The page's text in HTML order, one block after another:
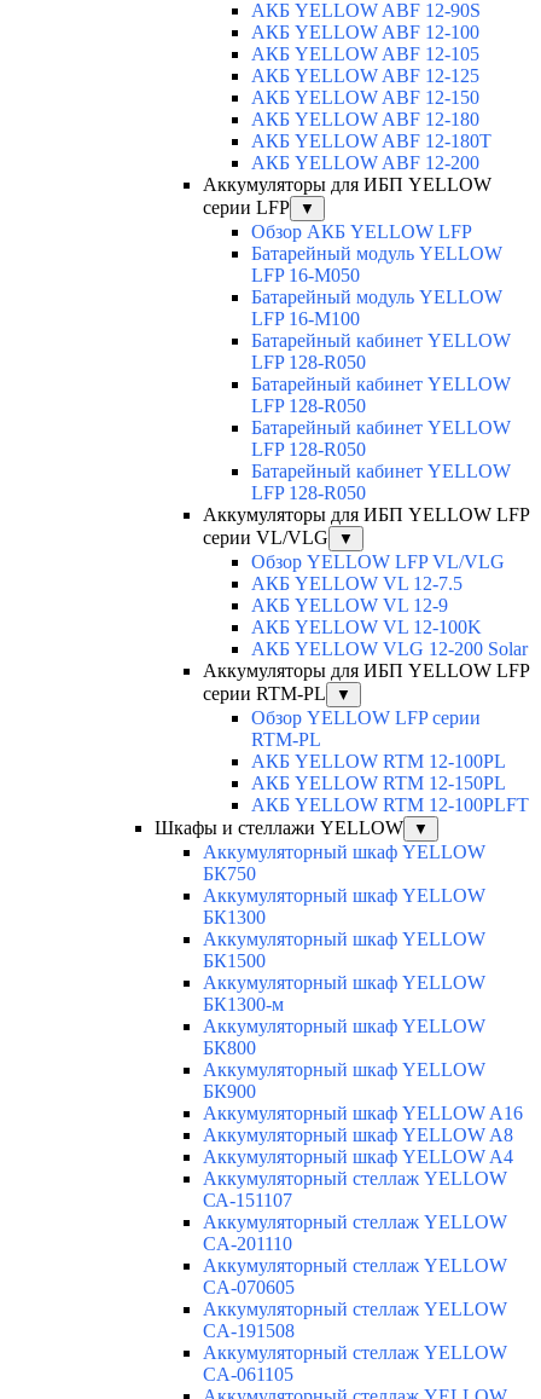
АКБ YELLOW ABF 12-90S
АКБ YELLOW ABF 12-100
АКБ YELLOW ABF 12-105
АКБ YELLOW ABF 12-125
АКБ YELLOW ABF 12-150
АКБ YELLOW ABF 12-180
АКБ YELLOW ABF 12-180Т
АКБ YELLOW ABF 12-200
Аккумуляторы для ИБП YELLOW
серии LFP
▼
Обзор АКБ YELLOW LFP
Батарейный модуль YELLOW
LFP 16-M050
Батарейный модуль YELLOW
LFP 16-M100
Батарейный кабинет YELLOW
LFP 128-R050
Батарейный кабинет YELLOW
LFP 128-R050
Батарейный кабинет YELLOW
LFP 128-R050
Батарейный кабинет YELLOW
LFP 128-R050
Аккумуляторы для ИБП YELLOW LFP
серии VL/VLG
▼
Обзор YELLOW LFP VL/VLG
АКБ YELLOW VL 12-7.5
АКБ YELLOW VL 12-9
АКБ YELLOW VL 12-100K
АКБ YELLOW VLG 12-200 Solar
Аккумуляторы для ИБП YELLOW LFP
серии RTM-PL
▼
Обзор YELLOW LFP серии
RTM-PL
АКБ YELLOW RTM 12-100PL
АКБ YELLOW RTM 12-150PL
АКБ YELLOW RTM 12-100PLFT
Шкафы и стеллажи YELLOW
▼
Аккумуляторный шкаф YELLOW
БК750
Аккумуляторный шкаф YELLOW
БК1300
Аккумуляторный шкаф YELLOW
БК1500
Аккумуляторный шкаф YELLOW
БК1300-м
Аккумуляторный шкаф YELLOW
БК800
Аккумуляторный шкаф YELLOW
БК900
Аккумуляторный шкаф YELLOW A16
Аккумуляторный шкаф YELLOW A8
Аккумуляторный шкаф YELLOW A4
Аккумуляторный стеллаж YELLOW
СА-151107
Аккумуляторный стеллаж YELLOW
CA-201110
Аккумуляторный стеллаж YELLOW
CA-070605
Аккумуляторный стеллаж YELLOW
CA-191508
Аккумуляторный стеллаж YELLOW
CA-061105